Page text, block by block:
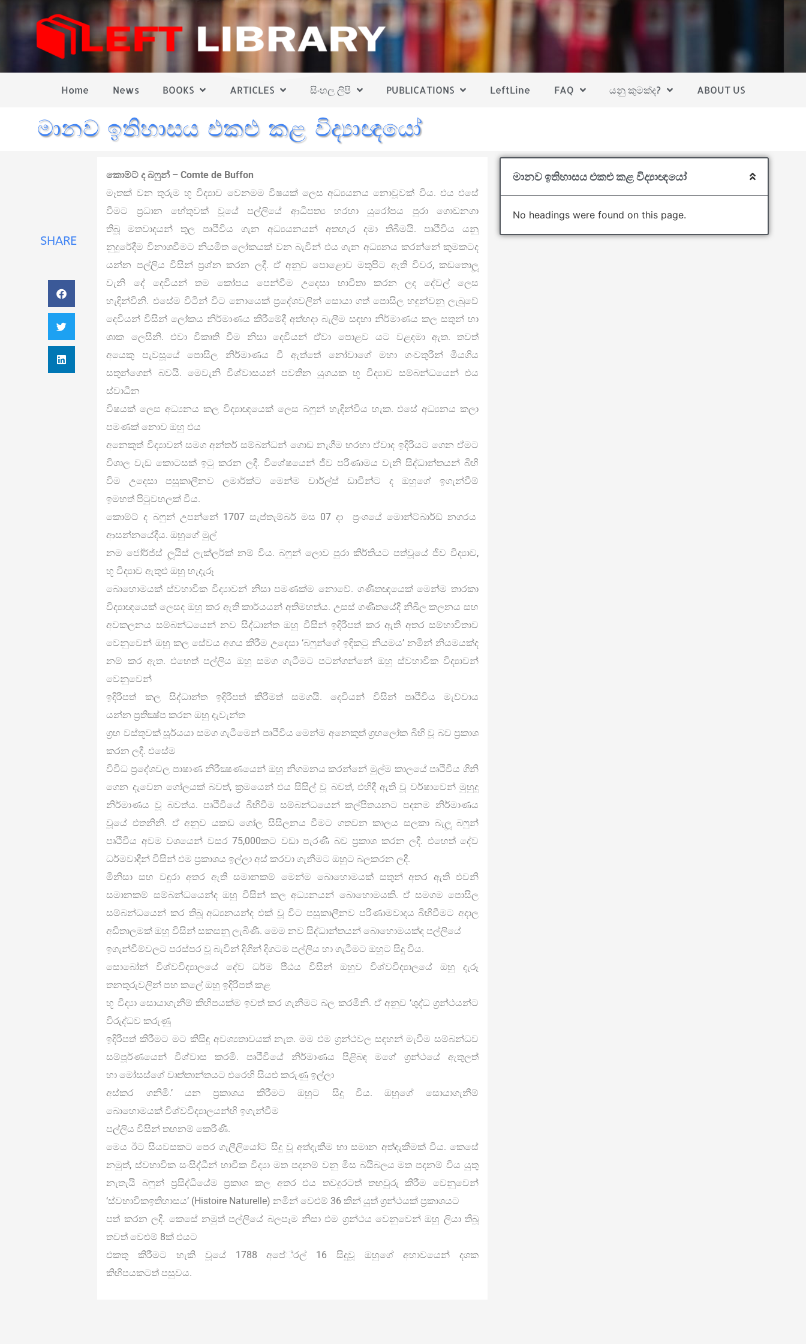
Home News BOOKS ARTICLES සිංහල ලිපි PUBLICATIONS LeftLine FAQ යනු කුමක්ද? ABOUT US
මානව ඉතිහාසය එකළු කළ විද්‍යාඥයෝ
SHARE
කොම්ට් ද බෆුන් – Comte de Buffon
මෑතක් වන තුරුම භූ විද්‍යාව වෙනමම විෂයක් ලෙස අධ්‍යයනය නොවූවක් විය. එය එසේ
වීමට ප‍්‍රධාන හේතුවක් වූයේ පල්ලියේ ආධිපත්‍ය හරහා යුරෝපය පුරා ගොඩනගා
තිබූ මතවාදයන් තුල පෘථිවිය ගැන අධ්‍යයනයන් අතහැර දමා තිබීමයි. පෘථිවිය යනු
නුදුරේදීම විනාශවීමට නියමිත ලෝකයක් වන බැවින් එය ගැන අධ්‍යනය කරන්නේ කුමකටද
යන්න පල්ලිය විසින් ප‍්‍රශ්න කරන ලදී. ඒ අනුව පොළොව මතුපිට ඇති විවර, කඩතොලූ
වැනි දේ දෙවියන් තම කෝපය පෙන්වීම උදෙසා භාවිතා කරන ලද දේවල් ලෙස
හැඳින්විනි. එසේම විටින් විට නොයෙක් ප‍්‍රදේශවලින් සොයා ගත් පොසිල හඳුන්වනු ලැබුවේ
දෙවියන් විසින් ලෝකය නිර්මාණය කිරීමේදී අත්හදා බැලීම සඳහා නිර්මාණය කල සතුන් හා
ශාක ලෙසිනි. එවා විකෘති වීම නිසා දෙවියන් ඒවා පොළව යට වළදමා ඇත. තවත්
අයෙකු පැවසූයේ පොසිල නිර්මාණය වී ඇත්තේ නෝවාගේ මහා ගංවතුරින් මියගිය
සතුන්ගෙන් බවයි. මෙවැනි විශ්වාසයන් පවතින යුගයක භූ විද්‍යාව සම්බන්ධයෙන් එය
ස්වාධීන
විෂයක් ලෙස අධ්‍යනය කල විද්‍යාඥයෙක් ලෙස බෆුන් හැඳින්විය හැක. එසේ අධ්‍යනය කලා
පමණක් නොව ඔහු එය
අනෙකුත් විද්‍යාවන් සමග අන්තර් සම්බන්ධන් ගොඩ නැගීම හරහා ඒවාද ඉදිරියට ගෙන ඒමට
විශාල වැඩ කොටසක් ඉටු කරන ලදී. විශේෂයෙන් ජීව පරිණාමය වැනි සිද්ධාන්තයන් බිහි
විම උදෙසා පසුකාලීනව ලමාර්ක්ට මෙන්ම චාර්ල්ස් ඩාවින්ට ද ඔහුගේ ඉගැන්වීම්
ඉමහත් පිටුවහලක් විය.
කොම්ට් ද බෆුන් උපන්නේ 1707 සැප්තැම්බර් මස 07 දා ප‍්‍රංශයේ මොන්ට්බාර්ඞ් නගරය
ආසන්නයේදීය. ඔහුගේ මුල්
නම ජෝර්ජ්ස් ලූයිස් ලැක්ලර්ක් නම් විය. බෆුන් ලොව පුරා කිර්තියට පත්වූයේ ජීව විද්‍යාව,
භූ විද්‍යාව ඇතුළු ඔහු හැදැරූ
බොහොමයක් ස්වභාවික විද්‍යාවන් නිසා පමණක්ම නොවේ. ගණිතඥයෙක් මෙන්ම තාරකා
විද්‍යාඥයෙක් ලෙසද ඔහු කර ඇති කාර්යයන් අතිමහත්ය. උසස් ගණිතයේදී නිඛිල කලනය සහ
අවකලනය සම්බන්ධයෙන් නව සිද්ධාන්ත ඔහු විසින් ඉදිරිපත් කර ඇති අතර සම්භාවිතාව
වෙනුවෙන් ඔහු කල සේවය අගය කිරීම උදෙසා ‘බෆුන්ගේ ඉඳිකටු නියමය’ නමින් නියමයක්ද
නම් කර ඇත. එහෙත් පල්ලිය ඔහු සමග ගැටීමට පටන්ගන්නේ ඔහු ස්වභාවික විද්‍යාවන්
වෙනුවෙන්
ඉදිරිපත් කල සිද්ධාන්ත ඉදිරිපත් කිරීමත් සමගයි. දෙවියන් විසින් පෘථිවිය මැව්වාය
යන්න ප‍්‍රතික්‍ෂ්ප කරන ඔහු දැවැන්ත
ග‍්‍රහ වස්තූවක් සූර්යයා සමග ගැටීමෙන් පෘථිවිය මෙන්ම අනෙකුත් ග‍්‍රහලෝක බිහි වූ බව ප‍්‍රකාශ
කරන ලදී. එසේම
විවිධ ප‍්‍රදේශවල පාෂාණ නිරීක්‍ෂණයෙන් ඔහු නිගමනය කරන්නේ මුල්ම කාලයේ පෘථිවිය ගිනි
ගෙන දැවෙන ගෝලයක් බවත්, ක‍්‍රමයෙන් එය සිසිල් වූ බවත්, එහිදී ඇති වූ වර්ෂාවෙන් මුහුදු
නිර්මාණය වූ බවත්ය. පෘථිවියේ බිහිවීම සම්බන්ධයෙන් කල්පිතයනට පදනම නිර්මාණය
වූයේ එතනිනි. ඒ අනුව යකඩ ගෝල සිසිලනය වීමට ගතවන කාලය සලකා බැලූ බෆුන්
පෘථිවිය අවම වශයෙන් වසර 75,000කට වඩා පැරණි බව ප‍්‍රකාශ කරන ලදී. එහෙත් දේව
ධර්මවාදීන් විසින් එම ප‍්‍රකාශය ඉල්ලා අස් කරවා ගැනීමට ඔහුට බලකරන ලදී.
මිනිසා සහ වඳුරා අතර ඇති සමානකම් මෙන්ම බොහොමයක් සතුන් අතර ඇති එවනි
සමානකම් සම්බන්ධයෙන්ද ඔහු විසින් කල අධ්‍යනයන් බොහොමයකි. ඒ සමගම පොසිල
සම්බන්ධයෙන් කර තිබූ අධ්‍යනයන්ද එක් වූ විට පසුකාලීනව පරිණාමවාදය බිහිවීමට අදාල
අඩිතාලමක් ඔහු විසින් සකසනු ලැබිණි. මෙම නව සිද්ධාන්තයන් බොහොමයක්ද පල්ලියේ
ඉගැන්වීම්වලට පරස්පර වූ බැවින් දිගින් දිගටම පල්ලිය හා ගැටීමට ඔහුට සිදු විය.
සොබෝන් විශ්වවිද්‍යාලයේ දේව ධර්ම පීඨය විසින් ඔහුව විශ්වවිද්‍යාලයේ ඔහු දැරූ
තනතුරුවලින් පහ කලේ ඔහු ඉදිරිපත් කළ
භූ විද්‍යා සොයාගැනීම් කිහිපයක්ම ඉවත් කර ගැනීමට බල කරමිනි. ඒ අනුව ‘ශුද්ධ ග‍්‍රන්ථයන්ට
විරුද්ධව කරුණු
ඉදිරිපත් කිරීමට මට කිසිඳු අවශ්‍යතාවයක් නැත. මම එම ග‍්‍රන්ථවල සඳහන් මැවීම සම්බන්ධව
සම්පූර්ණයෙන් විශ්වාස කරමි. පෘථීවියේ නිර්මාණය පිළිබඳ මගේ ග‍්‍රන්ථයේ ඇතුලත්
හා මෝසස්ගේ වෘත්තාන්තයට එරෙහි සියළු කරුණු ඉල්ලා
අස්කර ගනිමි.’ යන ප‍්‍රකාශය කිරීමට ඔහුට සිදු විය. ඔහුගේ සොයාගැනීම්
බොහොමයක් විශ්වවිද්‍යාලයන්හි ඉගැන්වීම
පල්ලිය විසින් තහනම් කෙරිණි.
මෙය ඊට සියවසකට පෙර ගැලීලියෝට සිදු වූ අත්දැකීම හා සමාන අත්දැකීමක් විය. කෙසේ
නමුත්, ස්වභාවික සංසිද්ධීන් භාවික විද්‍යා මත පදනම් වනු මිස බයිබලය මත පදනම් විය යුතු
නැතැයි බෆුන් ප‍්‍රසිද්ධියේම ප‍්‍රකාශ කල අතර එය තවදුරටත් තහවුරු කිරීම වෙනුවෙන්
‘ස්වභාවිකඉතිහාසය’ (Histoire Naturelle) නමින් වෙළුම් 36 කින් යුත් ග‍්‍රන්ථයක් ප‍්‍රකාශයට
පත් කරන ලදී. කෙසේ නමුත් පල්ලියේ බලපෑම නිසා එම ග‍්‍රන්ථය වෙනුවෙන් ඔහු ලියා තිබූ
තවත් වෙළුම් 8ක් එයට
එකතු කිරීමට හැකි වූයේ 1788 අපේ‍්‍රල් 16 සිදුවූ ඔහුගේ අභාවයෙන් දශක
කිහිපයකටත් පසුවය.
මානව ඉතිහාසය එකළු කළ විද්‍යාඥයෝ
No headings were found on this page.